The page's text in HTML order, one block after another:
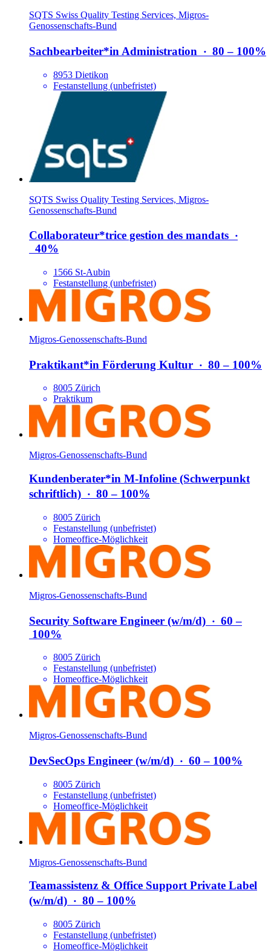
SQTS Swiss Quality Testing Services, Migros-
Genossenschafts-Bund
Sachbearbeiter*​in Administration ‧ 80 – 100%
8953 Dietikon
Festanstellung (unbefristet)
SQTS Swiss Quality Testing Services, Migros-
Genossenschafts-Bund
Collaborateur*​trice gestion des mandats ‧
40%
1566 St-Aubin
Festanstellung (unbefristet)
Migros-Genossenschafts-Bund
Praktikant*​in Förderung Kultur ‧ 80 – 100%
8005 Zürich
Praktikum
Migros-Genossenschafts-Bund
Kundenberater*​in M-Infoline (Schwerpunkt
schriftlich) ‧ 80 – 100%
8005 Zürich
Festanstellung (unbefristet)
Homeoffice-Möglichkeit
Migros-Genossenschafts-Bund
Security Software Engineer (w/​m/​d) ‧ 60 –
100%
8005 Zürich
Festanstellung (unbefristet)
Homeoffice-Möglichkeit
Migros-Genossenschafts-Bund
DevSecOps Engineer (w/​m/​d) ‧ 60 – 100%
8005 Zürich
Festanstellung (unbefristet)
Homeoffice-Möglichkeit
Migros-Genossenschafts-Bund
Teamassistenz & Office Support Private Label
(w/​m/​d) ‧ 80 – 100%
8005 Zürich
Festanstellung (unbefristet)
Homeoffice-Möglichkeit